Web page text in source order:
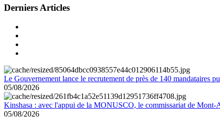
Derniers Articles
Le Gouvernement lance le recrutement de près de 140 mandataires
05/08/2026
Kinshasa : avec l'appui de la MONUSCO, le commissariat de Mont-
05/08/2026